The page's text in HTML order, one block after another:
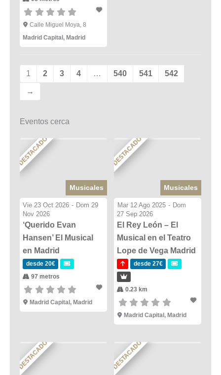
Calle Miguel Moya, 8
Madrid Capital , Madrid
1 2 3 4 … 540 541 542
→
Eventos cerca
DESTACADO
Musicales
Vie 23 Oct 2026 - Dom 29
Nov 2026
‘Querido Evan
Hansen’ El Musical
en Madrid
desde 20€
97 metros
Madrid Capital, Madrid
DESTACADO
Musicales
Mar 12 Ago 2025 - Dom
27 Sep 2026
El Rey León – El
Musical en el Teatro
Lope de Vega Madrid
desde 27€
0.23 km
Madrid Capital, Madrid
DESTACADO DESTACADO